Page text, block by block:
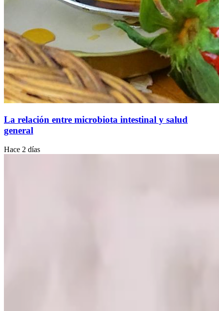
La relación entre microbiota intestinal y salud
general
Hace 2 días